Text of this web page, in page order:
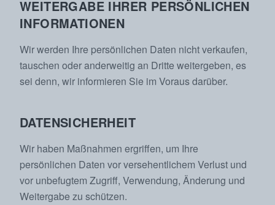
WEITERGABE IHRER PERSÖNLICHEN
INFORMATIONEN
Wir werden Ihre persönlichen Daten nicht verkaufen,
tauschen oder anderweitig an Dritte weitergeben, es
sei denn, wir informieren Sie im Voraus darüber.
DATENSICHERHEIT
Wir haben Maßnahmen ergriffen, um Ihre
persönlichen Daten vor versehentlichem Verlust und
vor unbefugtem Zugriff, Verwendung, Änderung und
Weitergabe zu schützen.